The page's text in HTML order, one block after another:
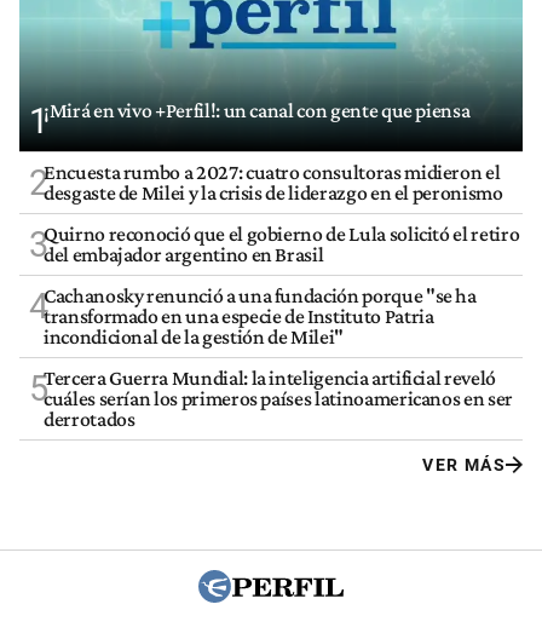
1¡Mirá en vivo +Perfil!: un canal con gente que piensa
2Encuesta rumbo a 2027: cuatro consultoras midieron el
desgaste de Milei y la crisis de liderazgo en el peronismo
3Quirno reconoció que el gobierno de Lula solicitó el retiro
del embajador argentino en Brasil
4Cachanosky renunció a una fundación porque "se ha
transformado en una especie de Instituto Patria
incondicional de la gestión de Milei"
5Tercera Guerra Mundial: la inteligencia artificial reveló
cuáles serían los primeros países latinoamericanos en ser
derrotados
VER MÁS